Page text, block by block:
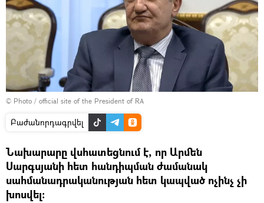
© Photo / official site of the President of RA
Բաժանորդագրվել
Նախարարը վսհատեցնում է, որ Արմեն
Սարգսյանի հետ հանդիպման ժամանակ
սահմանադրականության հետ կապված ոչինչ չի
խոսվել: